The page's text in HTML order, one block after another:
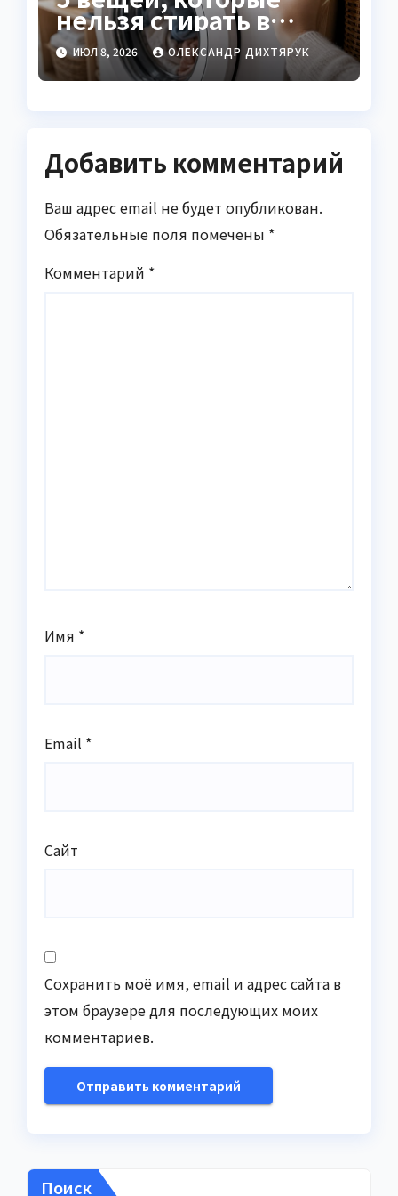
нельзя стирать в
горячей воде: советы
эксперта
ИЮЛ 8, 2026 ОЛЕКСАНДР ДИХТЯРУК
Добавить комментарий
Ваш адрес email не будет опубликован.
Обязательные поля помечены *
Комментарий *
Имя *
Email *
Сайт
Сохранить моё имя, email и адрес сайта в
этом браузере для последующих моих
комментариев.
Поиск